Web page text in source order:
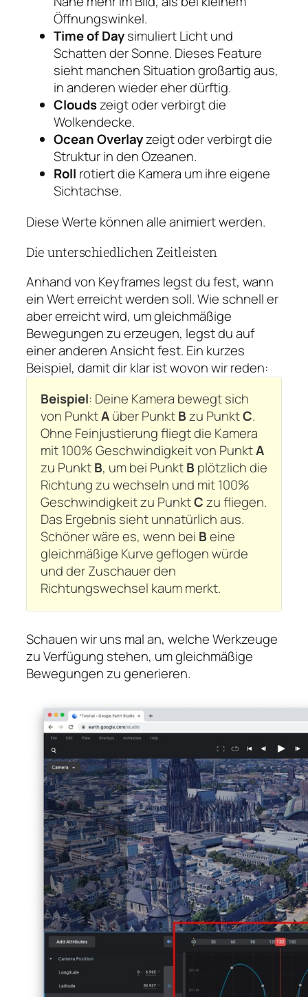
Öffnungswinkel.
Time of Daysimuliert Licht und
Schatten der Sonne. Dieses Feature
sieht manchen Situation großartig aus,
in anderen wieder eher dürftig.
Cloudszeigt oder verbirgt die
Wolkendecke.
Ocean Overlayzeigt oder verbirgt die
Struktur in den Ozeanen.
Roll rotiert die Kamera um ihre eigene
Sichtachse.
Diese Werte können alle animiert werden.
Die unterschiedlichen Zeitleisten
Anhand von Keyframes legst du fest, wann
ein Wert erreicht werden soll. Wie schnell er
aber erreicht wird, um gleichmäßige
Bewegungen zu erzeugen, legst du auf
einer anderen Ansicht fest. Ein kurzes
Beispiel, damit dir klar ist wovon wir reden:
Beispiel: Deine Kamera bewegt sich
von PunktAüber PunktBzu PunktC.
Ohne Feinjustierung fliegt die Kamera
mit 100% Geschwindigkeit von PunktA
zu PunktB, um bei PunktB plötzlich die
Richtung zu wechseln und mit 100%
Geschwindigkeit zu PunktCzu fliegen.
Das Ergebnis sieht unnatürlich aus.
Schöner wäre es, wenn bei Beine
gleichmäßige Kurve geflogen würde
und der Zuschauer den
Richtungswechsel kaum merkt.
Schauen wir uns mal an, welche Werkzeuge
zu Verfügung stehen, um gleichmäßige
Bewegungen zu generieren.